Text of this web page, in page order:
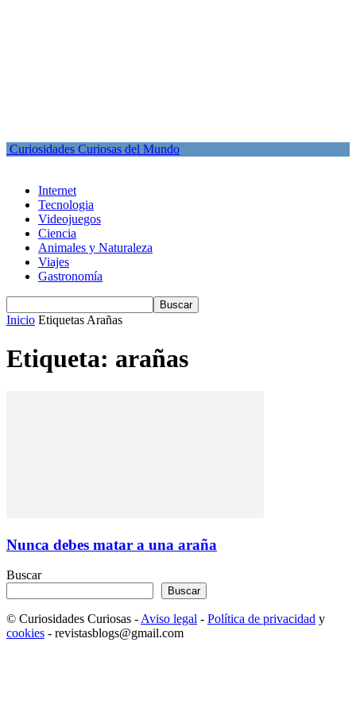
Curiosidades Curiosas del Mundo
Internet
Tecnologia
Videojuegos
Ciencia
Animales y Naturaleza
Viajes
Gastronomía
Inicio Etiquetas Arañas
Etiqueta: arañas
Nunca debes matar a una araña
Buscar
Buscar
© Curiosidades Curiosas - Aviso legal - Política de privacidad y
cookies - revistasblogs@gmail.com